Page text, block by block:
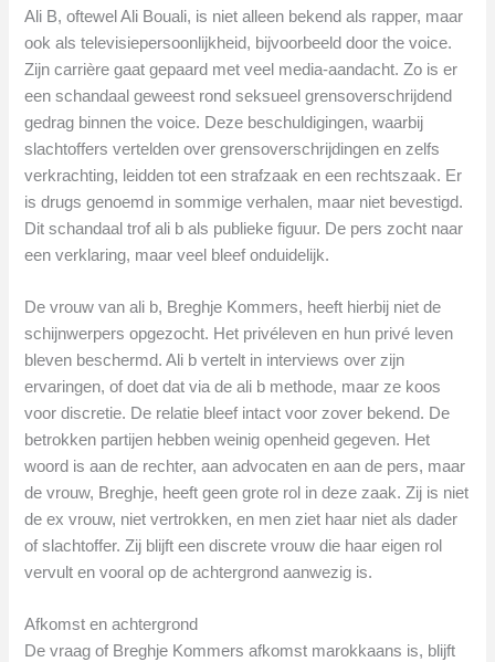
Ali B, oftewel Ali Bouali, is niet alleen bekend als rapper, maar
ook als televisiepersoonlijkheid, bijvoorbeeld door the voice.
Zijn carrière gaat gepaard met veel media-aandacht. Zo is er
een schandaal geweest rond seksueel grensoverschrijdend
gedrag binnen the voice. Deze beschuldigingen, waarbij
slachtoffers vertelden over grensoverschrijdingen en zelfs
verkrachting, leidden tot een strafzaak en een rechtszaak. Er
is drugs genoemd in sommige verhalen, maar niet bevestigd.
Dit schandaal trof ali b als publieke figuur. De pers zocht naar
een verklaring, maar veel bleef onduidelijk.
De vrouw van ali b, Breghje Kommers, heeft hierbij niet de
schijnwerpers opgezocht. Het privéleven en hun privé leven
bleven beschermd. Ali b vertelt in interviews over zijn
ervaringen, of doet dat via de ali b methode, maar ze koos
voor discretie. De relatie bleef intact voor zover bekend. De
betrokken partijen hebben weinig openheid gegeven. Het
woord is aan de rechter, aan advocaten en aan de pers, maar
de vrouw, Breghje, heeft geen grote rol in deze zaak. Zij is niet
de ex vrouw, niet vertrokken, en men ziet haar niet als dader
of slachtoffer. Zij blijft een discrete vrouw die haar eigen rol
vervult en vooral op de achtergrond aanwezig is.
Afkomst en achtergrond
De vraag of Breghje Kommers afkomst marokkaans is, blijft